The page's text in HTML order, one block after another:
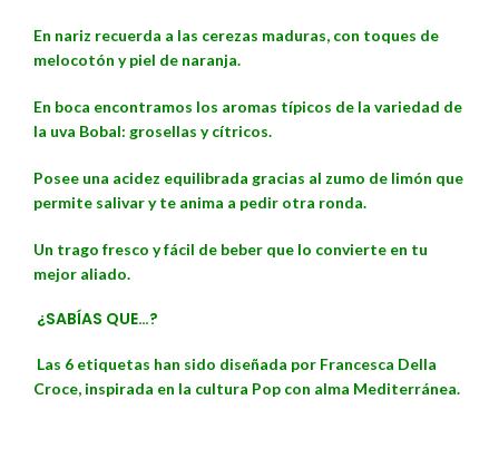
En nariz recuerda a las cerezas maduras, con toques de
melocotón y piel de naranja.
En boca encontramos los aromas típicos de la variedad de
la uva Bobal: grosellas y cítricos.
Posee una acidez equilibrada gracias al zumo de limón que
permite salivar y te anima a pedir otra ronda.
Un trago fresco y fácil de beber que lo convierte en tu
mejor aliado.
¿SABÍAS QUE…?
Las 6 etiquetas han sido diseñada por Francesca Della
Croce, inspirada en la cultura Pop con alma Mediterránea.